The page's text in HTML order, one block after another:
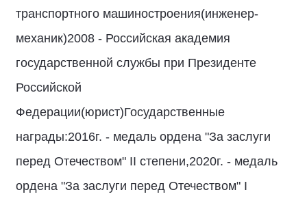
транспортного машиностроения(инженер-
механик)2008 - Российская академия
государственной службы при Президенте
Российской
Федерации(юрист)Государственные
награды:2016г. - медаль ордена "За заслуги
перед Отечеством" II степени,2020г. - медаль
ордена "За заслуги перед Отечеством" I